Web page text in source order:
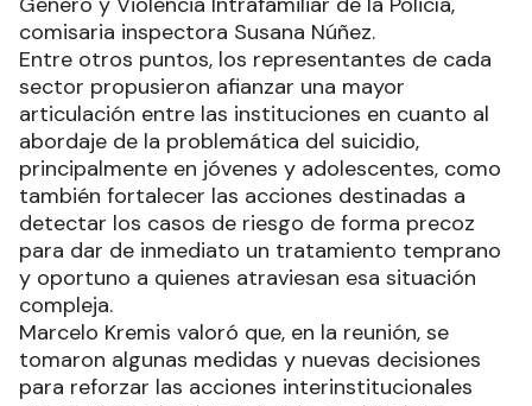
comisaria inspectora Susana Núñez.
Entre otros puntos, los representantes de cada
sector propusieron afianzar una mayor
articulación entre las instituciones en cuanto al
abordaje de la problemática del suicidio,
principalmente en jóvenes y adolescentes, como
también fortalecer las acciones destinadas a
detectar los casos de riesgo de forma precoz
para dar de inmediato un tratamiento temprano
y oportuno a quienes atraviesan esa situación
compleja.
Marcelo Kremis valoró que, en la reunión, se
tomaron algunas medidas y nuevas decisiones
para reforzar las acciones interinstitucionales